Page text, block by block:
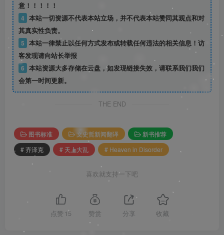
意！！！！！
4 本站一切资源不代表本站立场，并不代表本站赞同其观点和对
其真实性负责。
5 本站一律禁止以任何方式发布或转载任何违法的相关信息！访
客发现请向站长举报
6 本站资源大多存储在云盘，如发现链接失效，请联系我们我们
会第一时间更新。
THE END
图书标准 文史哲新闻翻译
新书推荐
# 齐泽克
# 天上大乱 # Heaven in Disorder
喜欢就支持一下吧
点赞 15 赞赏 分享 收藏